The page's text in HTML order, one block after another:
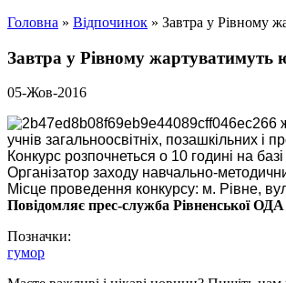
Головна » Відпочинок » Завтра у Рівному
Завтра у Рівному жартуватимуть
05-Жов-2016
6
учнів загальноосвітніх, позашкільних і
Конкурс розпочнеться о 10 годині на
Організатор заходу навчально-
Місце проведення конкурсу: м. Рівне,
Повідомляє прес-служба Рівненської ОДА
Позначки:
гумор